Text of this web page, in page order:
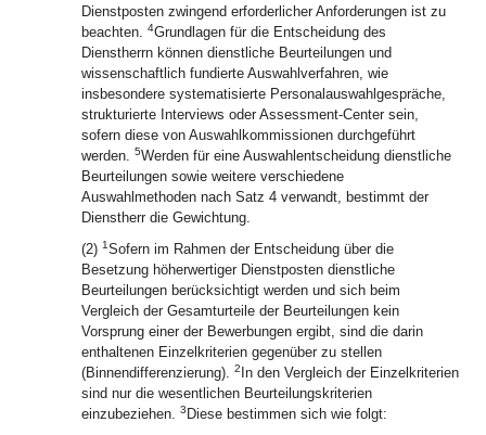
Dienstposten zwingend erforderlicher Anforderungen ist zu
beachten. 4Grundlagen für die Entscheidung des
Dienstherrn können dienstliche Beurteilungen und
wissenschaftlich fundierte Auswahlverfahren, wie
insbesondere systematisierte Personalauswahlgespräche,
strukturierte Interviews oder Assessment-Center sein,
sofern diese von Auswahlkommissionen durchgeführt
werden. 5Werden für eine Auswahlentscheidung dienstliche
Beurteilungen sowie weitere verschiedene
Auswahlmethoden nach Satz 4 verwandt, bestimmt der
Dienstherr die Gewichtung.
(2) 1Sofern im Rahmen der Entscheidung über die
Besetzung höherwertiger Dienstposten dienstliche
Beurteilungen berücksichtigt werden und sich beim
Vergleich der Gesamturteile der Beurteilungen kein
Vorsprung einer der Bewerbungen ergibt, sind die darin
enthaltenen Einzelkriterien gegenüber zu stellen
(Binnendifferenzierung). 2 In den Vergleich der Einzelkriterien
sind nur die wesentlichen Beurteilungskriterien
einzubeziehen. 3 Diese bestimmen sich wie folgt: